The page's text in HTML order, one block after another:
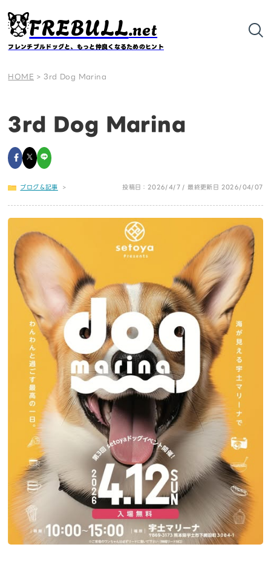
FREBULL.net
フレンチブルドッグと、もっと仲良くなるためのヒント
HOME > 3rd Dog Marina
3rd Dog Marina
ブログ＆記事 > 投稿日：2026/4/7 / 最終更新日 2026/04/07